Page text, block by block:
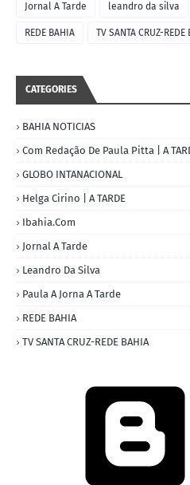
Jornal A Tarde leandro da silva
REDE BAHIA TV SANTA CRUZ-REDE
CATEGORIES
BAHIA NOTICIAS
Com Redação De Paula Pitta | A
GLOBO INTANACIONAL
Helga Cirino | A TARDE
Ibahia.com
Jornal A Tarde
Leandro Da Silva
Paula A Jorna A Tarde
REDE BAHIA
TV SANTA CRUZ-REDE BAHIA